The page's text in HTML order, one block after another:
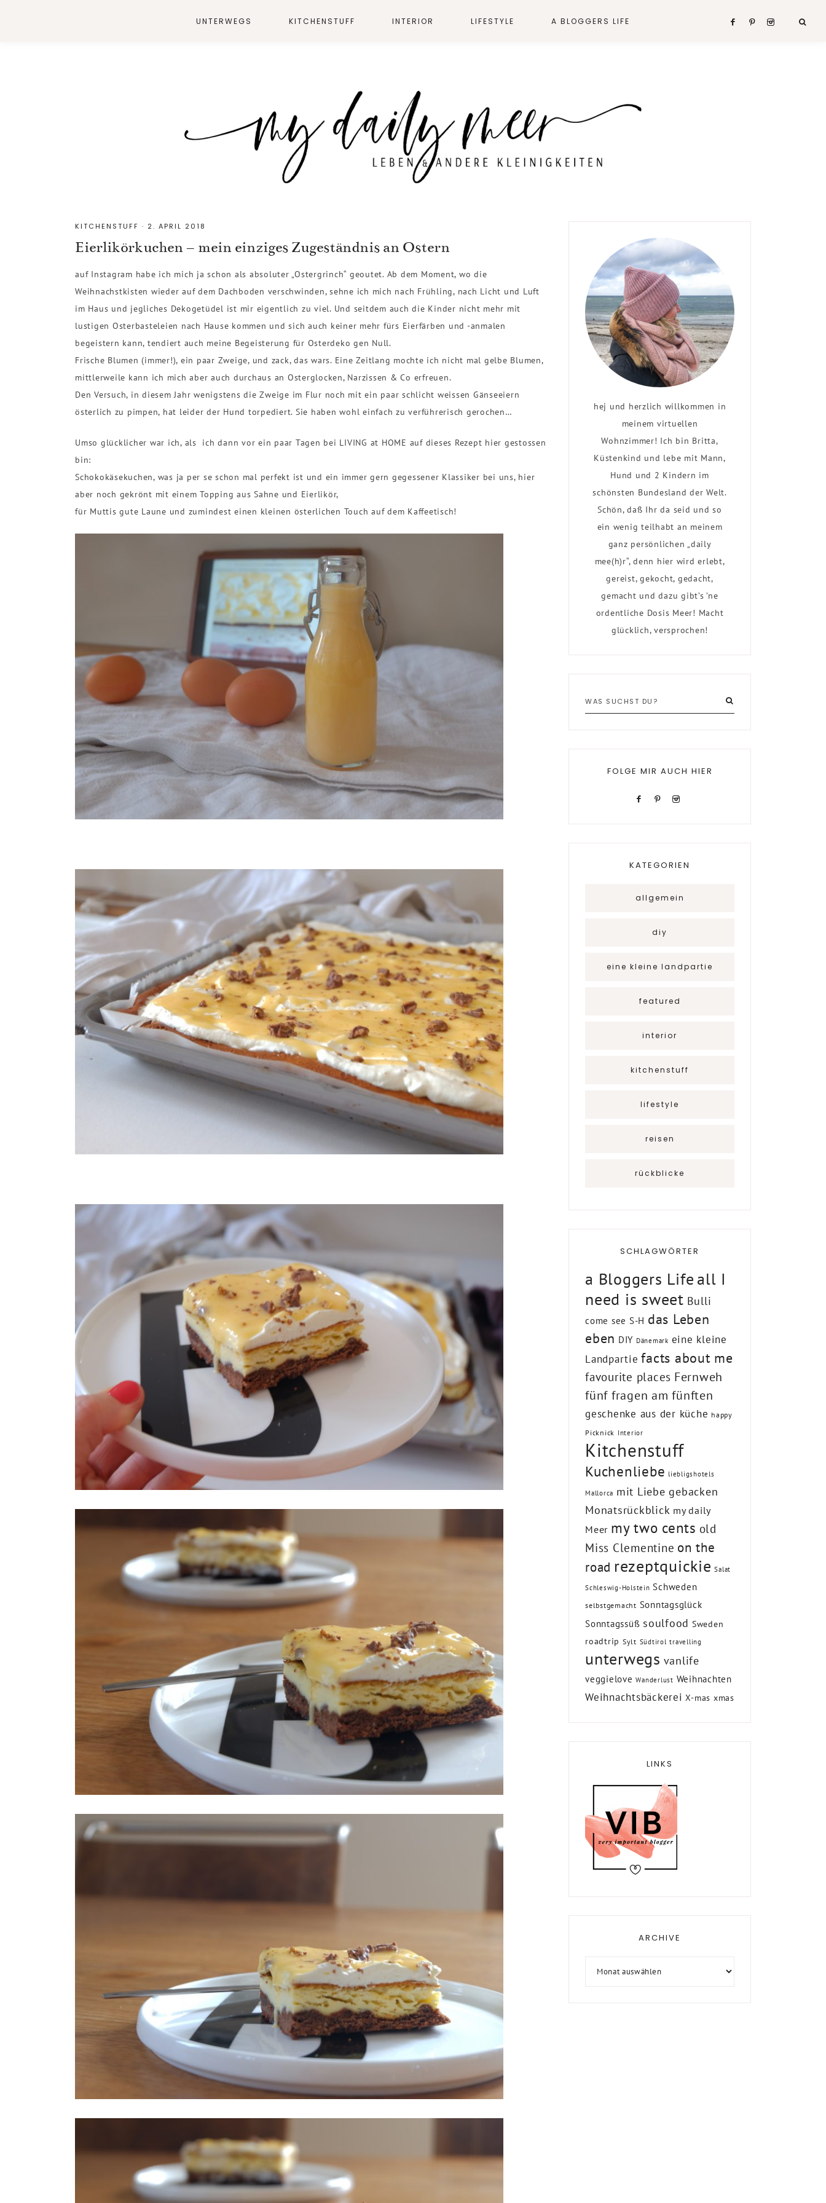
UNTERWEGS KITCHENSTUFF INTERIOR LIFESTYLE A BLOGGERS LIFE
KITCHENSTUFF · 2. APRIL 2018
Eierlikörkuchen – mein einziges Zugeständnis an Ostern
auf Instagram habe ich mich ja schon als absoluter „Ostergrinch“ geoutet. Ab dem Moment, wo die
Weihnachstkisten wieder auf dem Dachboden verschwinden, sehne ich mich nach Frühling, nach Licht und Luft
im Haus und jegliches Dekogetüdel ist mir eigentlich zu viel. Und seitdem auch die Kinder nicht mehr mit
lustigen Osterbasteleien nach Hause kommen und sich auch keiner mehr fürs Eierfärben und -anmalen
begeistern kann, tendiert auch meine Begeisterung für Osterdeko gen Null.
Frische Blumen (immer!), ein paar Zweige, und zack, das wars. Eine Zeitlang mochte ich nicht mal gelbe Blumen,
mittlerweile kann ich mich aber auch durchaus an Osterglocken, Narzissen & Co erfreuen.
Den Versuch, in diesem Jahr wenigstens die Zweige im Flur noch mit ein paar schlicht weissen Gänseeiern
österlich zu pimpen, hat leider der Hund torpediert. Sie haben wohl einfach zu verführerisch gerochen…
Umso glücklicher war ich, als ich dann vor ein paar Tagen bei LIVING at HOME auf dieses Rezept hier gestossen
bin:
Schokokäsekuchen, was ja per se schon mal perfekt ist und ein immer gern gegessener Klassiker bei uns, hier
aber noch gekrönt mit einem Topping aus Sahne und Eierlikör,
für Muttis gute Laune und zumindest einen kleinen österlichen Touch auf dem Kaffeetisch!
hej und herzlich willkommen in
meinem virtuellen
Wohnzimmer! Ich bin Britta,
Küstenkind und lebe mit Mann,
Hund und 2 Kindern im
schönsten Bundesland der Welt.
Schön, daß Ihr da seid und so
ein wenig teilhabt an meinem
ganz persönlichen „daily
mee(h)r“, denn hier wird erlebt,
gereist, gekocht, gedacht,
gemacht und dazu gibt’s ’ne
ordentliche Dosis Meer! Macht
glücklich, versprochen!
FOLGE MIR AUCH HIER
KATEGORIEN
allgemein
diy
eine kleine landpartie
featured
interior
kitchenstuff
lifestyle
reisen
rückblicke
SCHLAGWÖRTER
a Bloggers Life all I
need is sweet Bulli
come see S-H das Leben
eben DIY Dänemark eine kleine
Landpartie facts about me
favourite places Fernweh
fünf fragen am fünften
geschenke aus der küche happy
Picknick Interior
Kitchenstuff
Kuchenliebe liebligshotels
Mallorca mit Liebe gebacken
Monatsrückblick my daily
Meer my two cents old
Miss Clementine on the
road rezeptquickie Salat
Schleswig-Holstein Schweden
selbstgemacht Sonntagsglück
Sonntagssüß soulfood Sweden
roadtrip Sylt Südtirol travelling
unterwegs vanlife
veggielove Wanderlust Weihnachten
Weihnachtsbäckerei X-mas xmas
LINKS
ARCHIVE